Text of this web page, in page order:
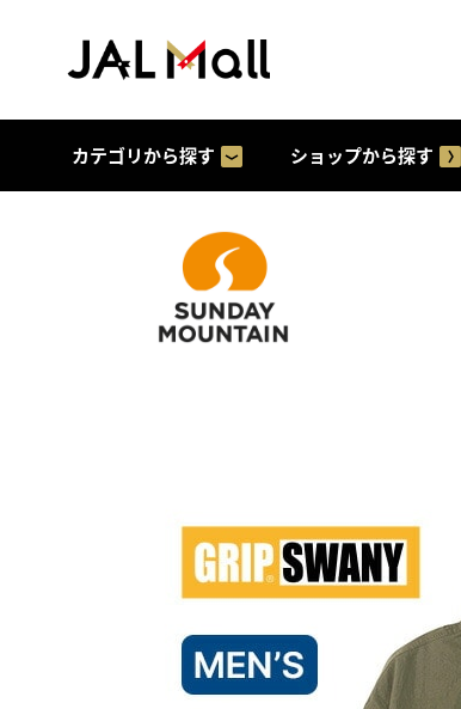
カテゴリから探す ショップから探す